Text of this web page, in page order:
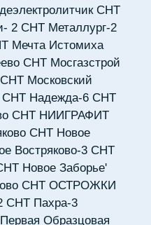
СНТ
2 СНТ Металлург-2
Мечта Истомиха
СНТ Мосгазстрой
СНТ Московский
СНТ Надежда-6 СНТ
СНТ НИИГРАФИТ
СНТ Новое
Востряково-3 СНТ
Новое Заборье'
СНТ ОСТРОЖКИ
СНТ Пахра-3
Образцовая